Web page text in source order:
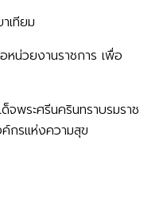
เทียม
น่วยงานราชการ เพื่อ
จพระศรีนครินทราบรมราช
กรแห่งความสุข